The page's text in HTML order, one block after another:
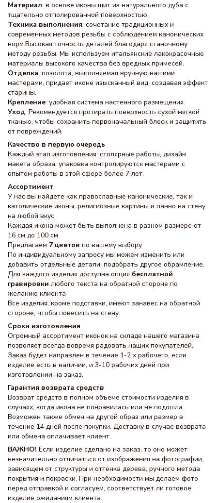
Материал: в основе иконы щит из натурального дуба с
тщательно отполированной поверхностью.
Техника выполнения: сочетание традиционных и
современных методов резьбы с соблюдением канонических
норм.Высокая точность деталей благодаря станочному
методу резьбы. Мы используем итальянские лакокрасочные
материалы высокого качества без вредных примесей.
Отделка: позолота, выполняемая вручную нашими
мастерами, придает иконе изысканный вид, создавая эффект
старины.
Крепление: удобная система настенного размещения.
Уход: Рекомендуется протирать поверхность сухой мягкой
тканью, чтобы сохранить первоначальный блеск и защитить
от повреждений.
Качество в первую очередь
Каждый этап изготовления: столярные работы, дизайн
макета образа, упаковка контролируются мастерами с
опытом работы в этой сфере более 7 лет.
Ассортимент
У нас вы найдете как православные канонические, так и
католические иконы, религиозные картины и панно на стену
на любой вкус.
Каждая икона может быть выполнена в разном размере от
16 см до 100 см.
Предлагаем 7 цветов по вашему выбору
По индивидуальному запросу мы можем изменить или
добавить отдельные детали, подобрать другое обрамление.
Для каждого изделия доступна опция бесплатной
гравировки любого текста на обратной стороне по
желанию клиента
Все изделия, кроме подставки, имеют занавес на обратной
стороне, чтобы повесить на стену.
Сроки изготовления
Огромный ассортимент иконок на складе нашего магазина
позволяет всегда вовремя радовать наших покупателей.
Заказ будет направлен в течение 1-2 х рабочего, если
изделие есть в наличии, и 3-10 рабочих дней при
изготовлении на заказ.
Гарантия возврата средств
Возврат средств в полном объеме стоимости изделия в
случаях, когда икона не понравилась или не подошла.
Возможен также обмен на другой образ или размер в
течение 14 дней после покупки. Доставку в случае возврата
или обмена оплачивает клиент.
ВАЖНО! Если изделие сделано на заказ, то оно может
незначительно отличаться от изображения на фотографии,
зависящем от структуры и оттенка дерева, ручного метода
покрытия и покраски. При необходимости мы делаем фото
перед отправкой и согласуем, соответствует ли готовое
изделие ожиданиям клиента.